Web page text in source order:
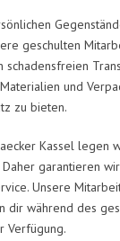
geschulten
schadensfreien
und
zu bieten.
Kassel legen
garantieren
Unsere
dir während des
Verfügung.